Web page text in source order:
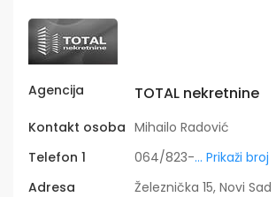
Agencija TOTAL nekretnine
Kontakt osoba Mihailo Radović
Telefon 1
064/823-... Prikaži broj
Adresa
Železnička 15, Novi Sad